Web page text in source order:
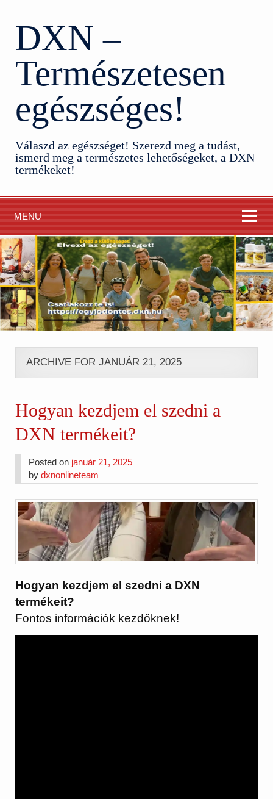
DXN –
Természetesen
egészséges!
Válaszd az egészséget! Szerezd meg a tudást,
ismerd meg a természetes lehetőségeket, a DXN
termékeket!
MENU
ARCHIVE FOR JANUÁR 21, 2025
Hogyan kezdjem el szedni a
DXN termékeit?
Posted on január 21, 2025
bydxnonlineteam
Hogyan kezdjem el szedni a DXN
termékeit?
Fontos információk kezdőknek!